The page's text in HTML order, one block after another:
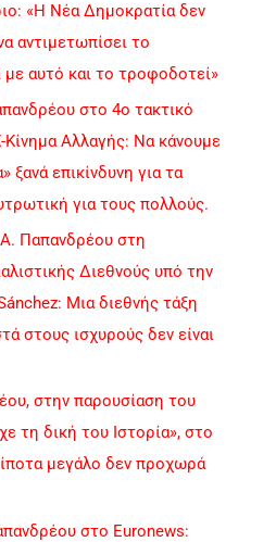
«Η Νέα Δημοκρατία δεν
αντιμετωπίσει το
αυτό και το τροφοδοτεί»
στο 4ο τακτικό
Αλλαγής: Να κάνουμε
ξανά επικίνδυνη για τα
για τους πολλούς.
Παπανδρέου στη
Διεθνούς υπό την
Μια διεθνής τάξη
στους ισχυρούς δεν είναι
στην παρουσίαση του
τη δική του Ιστορία», στο
μεγάλο δεν προχωρά
στο Euronews: